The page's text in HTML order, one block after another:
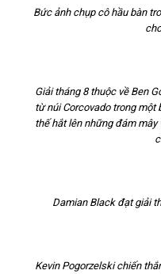
Bức ảnh chụp cô hầu bàn
Giải tháng 8 thuộc về Ben
từ núi Corcovado trong một
thế hắt lên những đám
Damian Black đạt giải
Kevin Pogorzelski chiến